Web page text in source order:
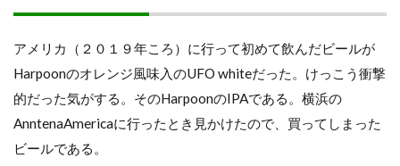
アメリカ（２０１９年ころ）に行って初めて飲んだビールが
Harpoonのオレンジ風味入のUFO whiteだった。けっこう衝撃
的だった気がする。そのHarpoonのIPAである。横浜の
AnntenaAmericaに行ったとき見かけたので、買ってしまった
ビールである。